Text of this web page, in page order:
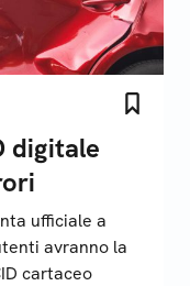
digitale
ufficiale a
avranno la
cartaceo